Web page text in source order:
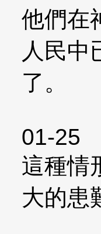
他們在
人民中
了。
01-25
這種情
大的患